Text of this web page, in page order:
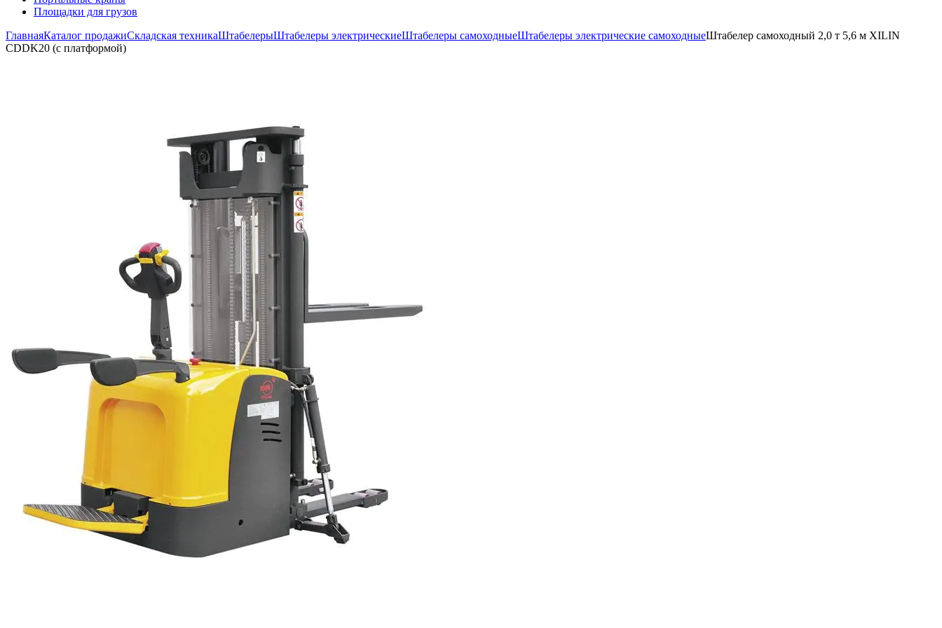
Площадки для грузов
ГлавнаяКаталог продажиСкладская техникаШтабелерыШтабелеры электрическиеШтабелеры самоходныеШтабелеры электрические самоходныеШтабелер самоходный 2,0 т 5,6 м XILIN
CDDK20 (с платформой)